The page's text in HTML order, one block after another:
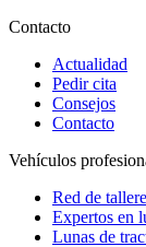
Contacto
Actualidad
Pedir cita
Consejos
Contacto
Vehículos
Red de
Expertos en
Lunas de